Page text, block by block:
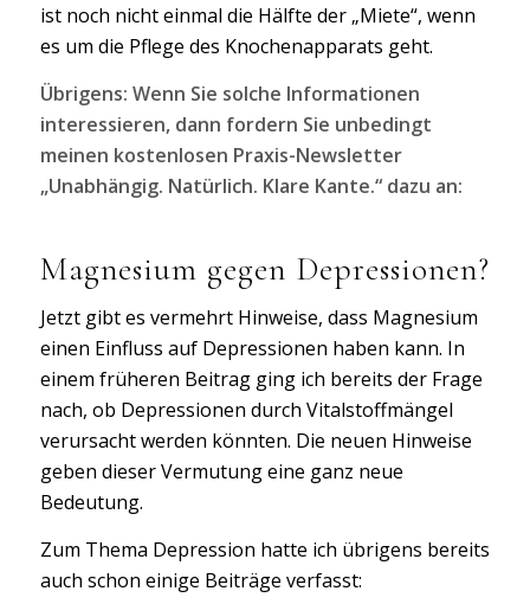
ist noch nicht einmal die Hälfte der „Miete“, wenn
es um die Pflege des Knochenapparats geht.
Übrigens: Wenn Sie solche Informationen
interessieren, dann fordern Sie unbedingt
meinen kostenlosen Praxis-Newsletter
„Unabhängig. Natürlich. Klare Kante.“ dazu an:
Magnesium gegen Depressionen?
Jetzt gibt es vermehrt Hinweise, dass Magnesium
einen Einfluss auf Depressionen haben kann. In
einem früheren Beitrag ging ich bereits der Frage
nach, ob Depressionen durch Vitalstoffmängel
verursacht werden könnten. Die neuen Hinweise
geben dieser Vermutung eine ganz neue
Bedeutung.
Zum Thema Depression hatte ich übrigens bereits
auch schon einige Beiträge verfasst: